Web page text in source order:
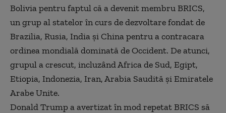
Bolivia pentru faptul că a devenit membru BRICS,
un grup al statelor în curs de dezvoltare fondat de
Brazilia, Rusia, India şi China pentru a contracara
ordinea mondială dominată de Occident. De atunci,
grupul a crescut, incluzând Africa de Sud, Egipt,
Etiopia, Indonezia, Iran, Arabia Saudită şi Emiratele
Arabe Unite.
Donald Trump a avertizat în mod repetat BRICS să